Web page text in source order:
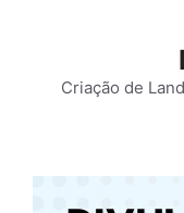
conteúdoCriação de